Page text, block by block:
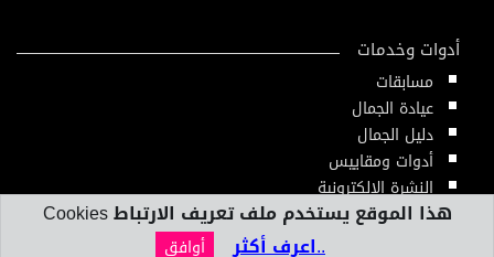
أدوات وخدمات
مسابقات
عيادة الجمال
دليل الجمال
أدوات ومقاييس
النشرة الإلكترونية
2020 © All Rights Reserved. Powered by
هذا الموقع يستخدم ملف تعريف الارتباط Cookies
..اعرف أكثر
أوافق